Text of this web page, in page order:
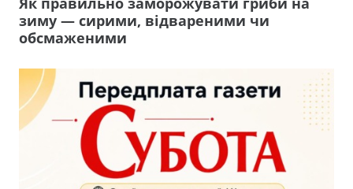
зиму — сирими, відвареними чи
обсмаженими